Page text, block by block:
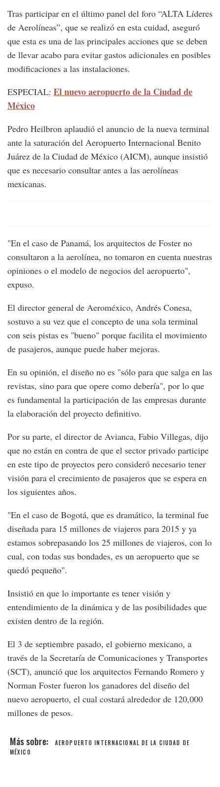
Tras participar en el último panel del foro “ALTA Líderes
de Aerolíneas”, que se realizó en esta cuidad, aseguró
que esta es una de las principales acciones que se deben
de llevar acabo para evitar gastos adicionales en posibles
modificaciones a las instalaciones.
ESPECIAL: El nuevo aeropuerto de la Ciudad de
México
Pedro Heilbron aplaudió el anuncio de la nueva terminal
ante la saturación del Aeropuerto Internacional Benito
Juárez de la Ciudad de México (AICM), aunque insistió
que es necesario consultar antes a las aerolíneas
mexicanas.
"En el caso de Panamá, los arquitectos de Foster no
consultaron a la aerolínea, no tomaron en cuenta nuestras
opiniones o el modelo de negocios del aeropuerto",
expuso.
El director general de Aeroméxico, Andrés Conesa,
sostuvo a su vez que el concepto de una sola terminal
con seis pistas es "bueno" porque facilita el movimiento
de pasajeros, aunque puede haber mejoras.
En su opinión, el diseño no es "sólo para que salga en las
revistas, sino para que opere como debería", por lo que
es fundamental la participación de las empresas durante
la elaboración del proyecto definitivo.
Por su parte, el director de Avianca, Fabio Villegas, dijo
que no están en contra de que el sector privado participe
en este tipo de proyectos pero consideró necesario tener
visión para el crecimiento de pasajeros que se espera en
los siguientes años.
"En el caso de Bogotá, que es dramático, la terminal fue
diseñada para 15 millones de viajeros para 2015 y ya
estamos sobrepasando los 25 millones de viajeros, con lo
cual, con todas sus bondades, es un aeropuerto que se
quedó pequeño".
Insistió en que lo importante es tener visión y
entendimiento de la dinámica y de las posibilidades que
existen dentro de la región.
El 3 de septiembre pasado, el gobierno mexicano, a
través de la Secretaría de Comunicaciones y Transportes
(SCT), anunció que los arquitectos Fernando Romero y
Norman Foster fueron los ganadores del diseño del
nuevo aeropuerto, el cual costará alrededor de 120,000
millones de pesos.
AEROPUERTO INTERNACIONAL DE LA CIUDAD DE
MÉXICO